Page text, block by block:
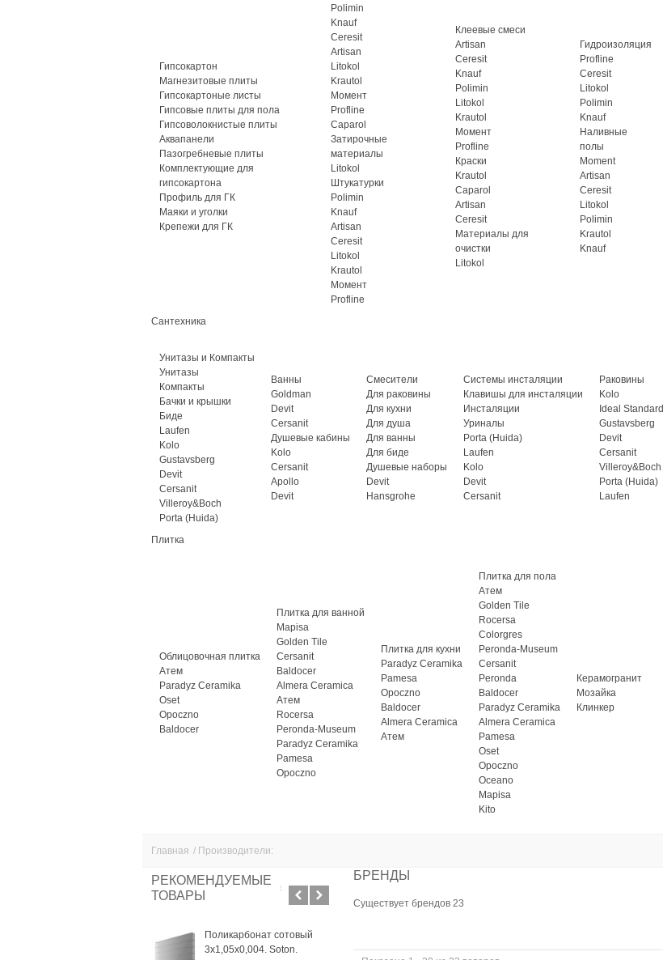
Гипсокартон
Магнезитовые плиты
Гипсокартоные листы
Гипсовые плиты для пола
Гипсоволокнистые плиты
Аквапанели
Пазогребневые плиты
Комплектующие для
гипсокартона
Профиль для ГК
Маяки и уголки
Крепежи для ГК
Polimin
Knauf
Ceresit
Artisan
Litokol
Krautol
Момент
Profline
Caparol
Затирочные
материалы
Litokol
Штукатурки
Polimin
Knauf
Artisan
Ceresit
Litokol
Krautol
Момент
Profline
Клеевые смеси
Artisan
Ceresit
Knauf
Polimin
Litokol
Krautol
Момент
Profline
Краски
Krautol
Caparol
Artisan
Ceresit
Материалы для
очистки
Litokol
Гидроизоляция
Profline
Ceresit
Litokol
Polimin
Knauf
Наливные
полы
Moment
Artisan
Ceresit
Litokol
Polimin
Krautol
Knauf
Сантехника
Унитазы и Компакты
Унитазы
Компакты
Бачки и крышки
Биде
Laufen
Kolo
Gustavsberg
Devit
Cersanit
Villeroy&Boch
Porta (Huida)
Ванны
Goldman
Devit
Cersanit
Душевые кабины
Kolo
Cersanit
Apollo
Devit
Смесители
Для раковины
Для кухни
Для душа
Для ванны
Для биде
Душевые наборы
Devit
Hansgrohe
Системы инсталяции
Клавишы для инсталяции
Инсталяции
Уриналы
Porta (Huida)
Laufen
Kolo
Devit
Cersanit
Раковины
Kolo
Ideal Standard
Gustavsberg
Devit
Cersanit
Villeroy&Boch
Porta (Huida)
Laufen
Плитка
Облицовочная плитка
Атем
Paradyz Ceramika
Oset
Opoczno
Baldocer
Плитка для ванной
Mapisa
Golden Tile
Cersanit
Baldocer
Almera Ceramica
Атем
Rocersa
Peronda-Museum
Paradyz Ceramika
Pamesa
Opoczno
Плитка для кухни
Paradyz Ceramika
Pamesa
Opoczno
Baldocer
Almera Ceramica
Атем
Плитка для пола
Атем
Golden Tile
Rocersa
Colorgres
Peronda-Museum
Cersanit
Peronda
Baldocer
Paradyz Ceramika
Almera Ceramica
Pamesa
Oset
Opoczno
Oceano
Mapisa
Kito
Керамогранит
Мозайка
Клинкер
Главная / Производители:
РЕКОМЕНДУЕМЫЕ
ТОВАРЫ
Поликарбонат сотовый
3х1,05х0,004. Soton.
монолитный 12 мм. Soton.
БРЕНДЫ
Существует брендов 23